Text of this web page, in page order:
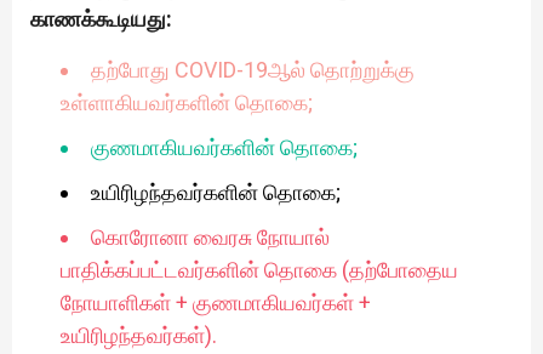
காணக்கூடியது:
தற்போது COVID-19ஆல் தொற்றுக்கு
உள்ளாகியவர்களின் தொகை;
குணமாகியவர்களின் தொகை;
உயிரிழந்தவர்களின் தொகை;
கொரோனா வைரசு நோயால்
பாதிக்கப்பட்டவர்களின் தொகை (தற்போதைய
நோயாளிகள் + குணமாகியவர்கள் +
உயிரிழந்தவர்கள்).